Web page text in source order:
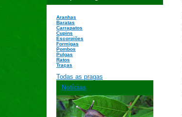
Aranhas
Baratas
Carrapatos
Cupins
Escorpiões
Formigas
Pombos
Pulgas
Ratos
Traças
Todas as pragas
Notícias